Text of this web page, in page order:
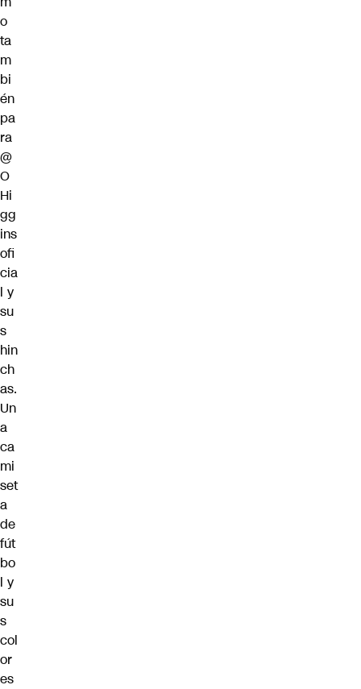
o
ta
m
bi
én
pa
ra
@
O
Hi
gg
ins
ofi
cia
l y
su
s
hin
ch
as.
Un
a
ca
mi
set
a
de
fút
bo
l y
su
s
col
or
es